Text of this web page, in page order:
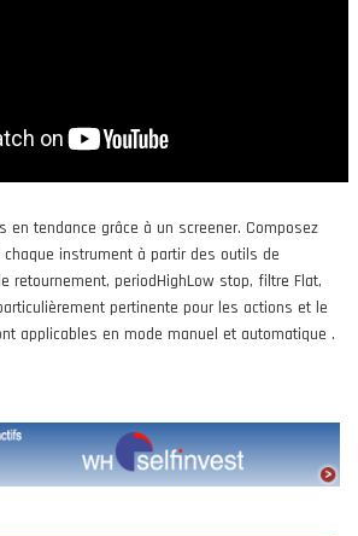
en tendance grâce à un screener. Composez
instrument à partir des outils de
retournement, periodHighLow stop, filtre Flat,
pertinente pour les actions et le
applicables en mode manuel et automatique .